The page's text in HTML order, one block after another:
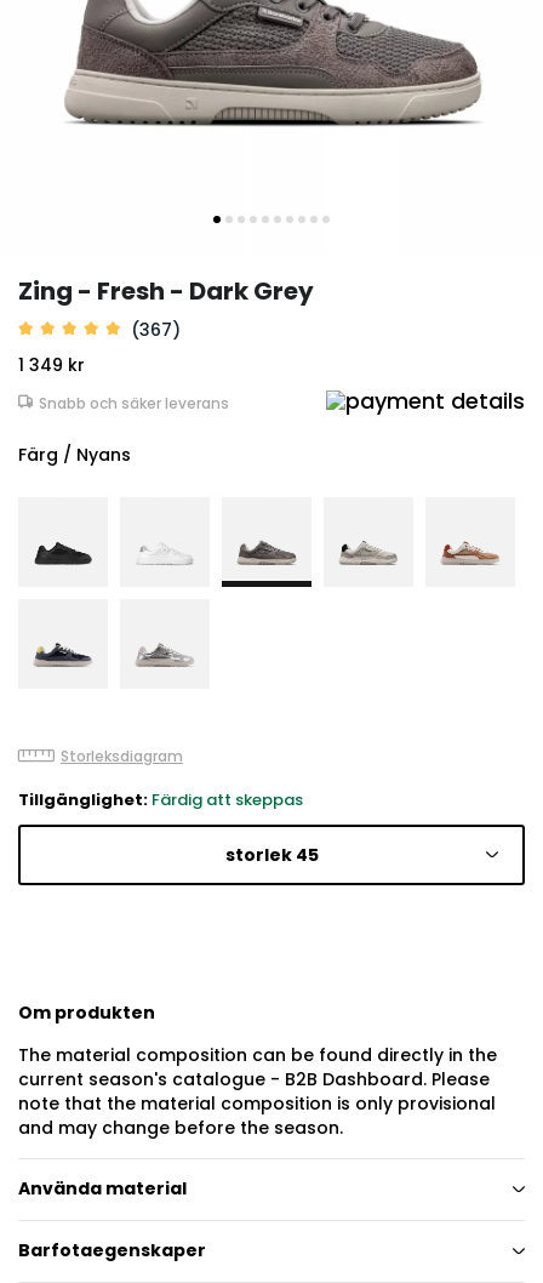
Zing - Fresh - Dark Grey
(367)
1 349 kr
Snabb och säker leverans
Färg / Nyans
Storleksdiagram
Tillgänglighet: Färdig att skeppas
storlek 45
Om produkten
The material composition can be found directly in the
current season's catalogue - B2B Dashboard. Please
note that the material composition is only provisional
and may change before the season.
Använda material
Barfotaegenskaper